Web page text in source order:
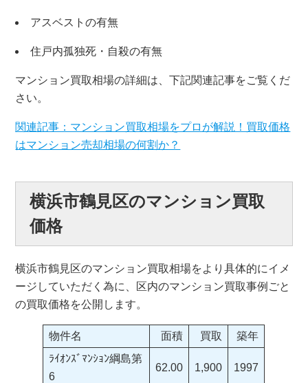
アスベストの有無
住戸内孤独死・自殺の有無
マンション買取相場の詳細は、下記関連記事をご覧くだ
さい。
関連記事：マンション買取相場をプロが解説！買取価格
はマンション売却相場の何割か？
横浜市鶴見区のマンション買取
価格
横浜市鶴見区のマンション買取相場をより具体的にイメ
ージしていただく為に、区内のマンション買取事例ごと
の買取価格を公開します。
物件名 面積 買取
築年
ﾗｲｵﾝｽﾞﾏﾝｼｮﾝ綱島第
6
62.00 1,900 1997